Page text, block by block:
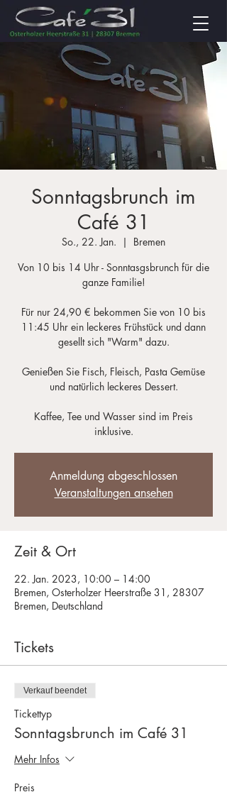
Sonntagsbrunch im
Café 31
So., 22. Jan.
  |
Bremen
Von 10 bis 14 Uhr - Sonntasgsbrunch für die
ganze Familie!
Für nur 24,90 € bekommen Sie von 10 bis
11:45 Uhr ein leckeres Frühstück und dann
gesellt sich "Warm" dazu.
Genießen Sie Fisch, Fleisch, Pasta Gemüse
und natürlich leckeres Dessert.
Kaffee, Tee und Wasser sind im Preis
inklusive.
Anmeldung abgeschlossen
Veranstaltungen ansehen
Zeit & Ort
22. Jan. 2023, 10:00 – 14:00
Bremen, Osterholzer Heerstraße 31, 28307
Bremen, Deutschland
Tickets
Verkauf beendet
Tickettyp
Sonntagsbrunch im Café 31
Mehr Infos
Preis